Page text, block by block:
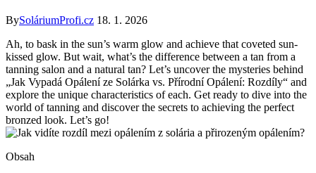
BySoláriumProfi.cz 18. 1. 2026
Ah, to bask in the sun’s warm glow and achieve that coveted sun-
kissed glow. But wait, what’s the difference between a tan from a
tanning salon and a natural tan? Let’s uncover the mysteries behind
„Jak Vypadá Opálení ze Solárka vs. Přírodní Opálení: Rozdíly“ and
explore the unique characteristics of each. Get ready to dive into the
world of tanning and discover the secrets to achieving the perfect
bronzed look. Let’s go!
Obsah